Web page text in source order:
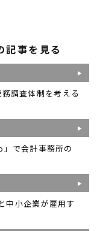
記事を見る
調査体制を考える
」で会計事務所の
中小企業が雇用す